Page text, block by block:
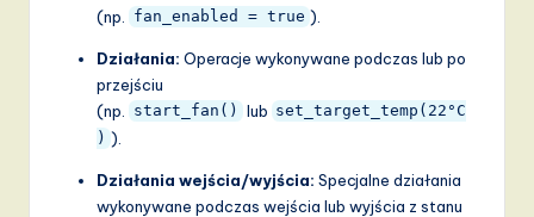
(np. fan_enabled = true ).
Działania: Operacje wykonywane podczas lub po
przejściu
(np.
start_fan() lub set_target_temp(22°C
) ).
Działania wejścia/wyjścia: Specjalne działania
wykonywane podczas wejścia lub wyjścia z stanu